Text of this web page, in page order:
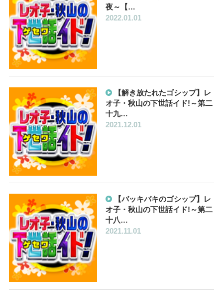
夜～【…
2022.01.01
【解き放たれたゴシップ】レ
オ子・秋山の下世話イド!～第二
十九…
2021.12.01
【バッキバキのゴシップ】レ
オ子・秋山の下世話イド!～第二
十八…
2021.11.01